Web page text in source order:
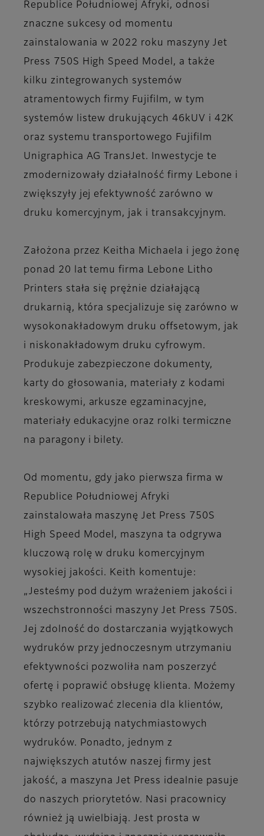
Republice Południowej Afryki, odnosi
znaczne sukcesy od momentu
zainstalowania w 2022 roku maszyny Jet
Press 750S High Speed Model, a także
kilku zintegrowanych systemów
atramentowych firmy Fujifilm, w tym
systemów listew drukujących 46kUV i 42K
oraz systemu transportowego Fujifilm
Unigraphica AG TransJet. Inwestycje te
zmodernizowały działalność firmy Lebone i
zwiększyły jej efektywność zarówno w
druku komercyjnym, jak i transakcyjnym.
Założona przez Keitha Michaela i jego żonę
ponad 20 lat temu firma Lebone Litho
Printers stała się prężnie działającą
drukarnią, która specjalizuje się zarówno w
wysokonakładowym druku offsetowym, jak
i niskonakładowym druku cyfrowym.
Produkuje zabezpieczone dokumenty,
karty do głosowania, materiały z kodami
kreskowymi, arkusze egzaminacyjne,
materiały edukacyjne oraz rolki termiczne
na paragony i bilety.
Od momentu, gdy jako pierwsza firma w
Republice Południowej Afryki
zainstalowała maszynę Jet Press 750S
High Speed Model, maszyna ta odgrywa
kluczową rolę w druku komercyjnym
wysokiej jakości. Keith komentuje:
„Jesteśmy pod dużym wrażeniem jakości i
wszechstronności maszyny Jet Press 750S.
Jej zdolność do dostarczania wyjątkowych
wydruków przy jednoczesnym utrzymaniu
efektywności pozwoliła nam poszerzyć
ofertę i poprawić obsługę klienta. Możemy
szybko realizować zlecenia dla klientów,
którzy potrzebują natychmiastowych
wydruków. Ponadto, jednym z
największych atutów naszej firmy jest
jakość, a maszyna Jet Press idealnie pasuje
do naszych priorytetów. Nasi pracownicy
również ją uwielbiają. Jest prosta w